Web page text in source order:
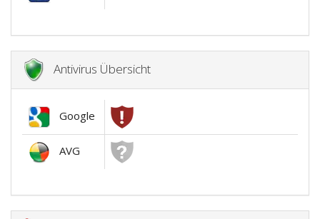
Antivirus Übersicht
Google
AVG